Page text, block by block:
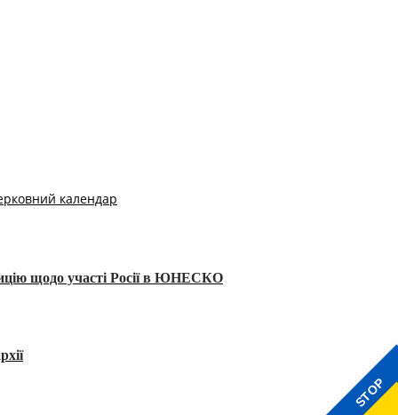
STOP
календар
щодо участі Росії в ЮНЕСКО